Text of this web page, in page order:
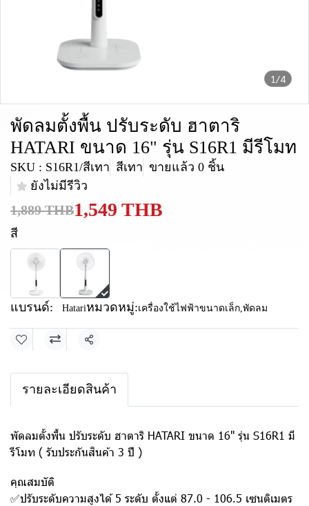
1/4
พัดลมตั้งพื้น ปรับระดับ ฮาตาริ
HATARI ขนาด 16" รุ่น S16R1 มีรีโมท
SKU : S16R1/สีเทา สีเทา ขายแล้ว 0 ชิ้น
ยังไม่มีรีวิว
1,889 THB1,549 THB
สี
แบรนด์: Hatariหมวดหมู่:เครื่องใช้ไฟฟ้าขนาดเล็ก,พัดลม
แชร์
รายละเอียดสินค้า
พัดลมตั้งพื้น ปรับระดับ ฮาตาริ HATARI ขนาด 16" รุ่น S16R1 มี
รีโมท ( รับประกันสินค้า 3 ปี )
คุณสมบัติ
✅ปรับระดับความสูงได้ 5 ระดับ ตั้งแต่ 87.0 - 106.5 เซนติเมตร